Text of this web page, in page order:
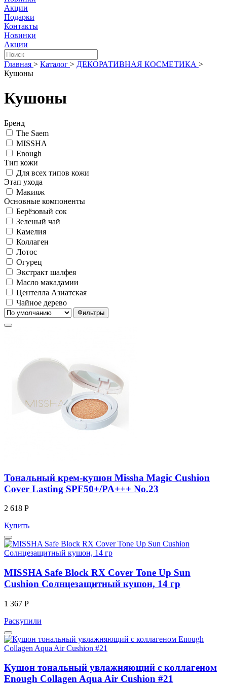
Акции
Подарки
Контакты
Новинки
Акции
Главная > Каталог > ДЕКОРАТИВНАЯ КОСМЕТИКА >
Кушоны
Кушоны
Бренд
The Saem
MISSHA
Enough
Тип кожи
Для всех типов кожи
Этап ухода
Макияж
Основные компоненты
Берёзовый сок
Зеленый чай
Камелия
Коллаген
Лотос
Огурец
Экстракт шалфея
Масло макадамии
Центелла Азиатская
Чайное дерево
Фильтры
Тональный крем-кушон Missha Magic Cushion
Cover Lasting SPF50+/PA+++ No.23
2 618 Р
Купить
MISSHA Safe Block RX Cover Tone Up Sun
Cushion Солнцезащитный кушон, 14 гр
1 367 Р
Раскупили
Кушон тональный увлажняющий с коллагеном
Enough Collagen Aqua Air Cushion #21